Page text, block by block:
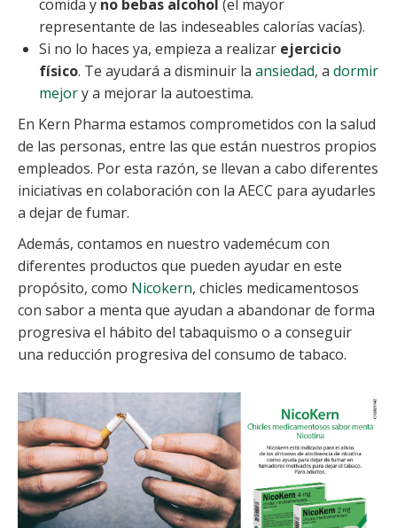
comida y no bebas alcohol (el mayor
representante de las indeseables calorías vacías).
Si no lo haces ya, empieza a realizar ejercicio
físico. Te ayudará a disminuir la ansiedad, a dormir
mejory a mejorar la autoestima.
En Kern Pharma estamos comprometidos con la salud
de las personas, entre las que están nuestros propios
empleados. Por esta razón, se llevan a cabo diferentes
iniciativas en colaboración con la AECC para ayudarles
a dejar de fumar.
Además, contamos en nuestro vademécum con
diferentes productos que pueden ayudar en este
propósito, como Nicokern, chicles medicamentosos
con sabor a menta que ayudan a abandonar de forma
progresiva el hábito del tabaquismo o a conseguir
una reducción progresiva del consumo de tabaco.